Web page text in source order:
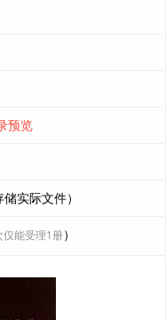
预览
实际文件）
仅能受理1册）